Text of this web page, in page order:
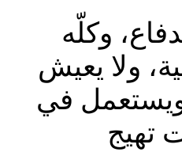
وكلّه
ولا يعيش
ويستعمل في
تهيج